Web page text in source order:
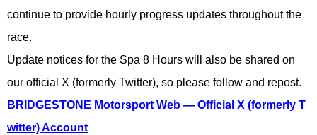
continue to provide hourly progress updates throughout the
race.
Update notices for the Spa 8 Hours will also be shared on
our official X (formerly Twitter), so please follow and repost.
BRIDGESTONE Motorsport Web — Official X (formerly T
witter) Account